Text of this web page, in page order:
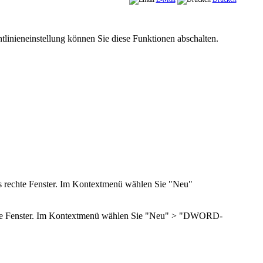
können Sie diese Funktionen abschalten.
rechte Fenster. Im Kontextmenü wählen Sie "Neu"
Fenster. Im Kontextmenü wählen Sie "Neu" > "DWORD-